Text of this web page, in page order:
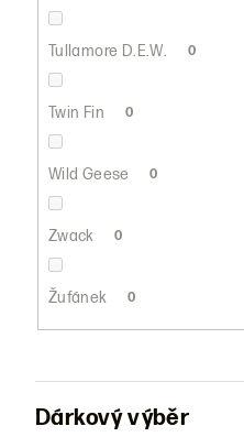
Tullamore D.E.W. 0
Twin Fin 0
Wild Geese 0
Zwack 0
Žufánek 0
Dárkový výběr